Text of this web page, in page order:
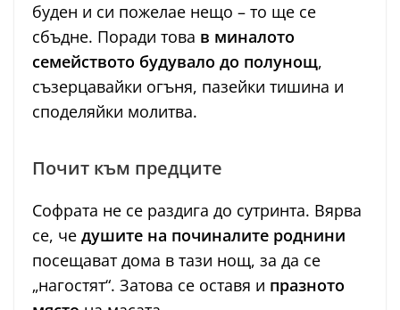
буден и си пожелае нещо – то ще се
сбъдне. Поради това в миналото
семейството будувало до полунощ,
съзерцавайки огъня, пазейки тишина и
споделяйки молитва.
Почит към предците
Софрата не се раздига до сутринта. Вярва
се, че душите на починалите роднини
посещават дома в тази нощ, за да се
„нагостят“. Затова се оставя и празното